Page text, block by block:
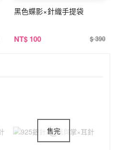
黑色蝶影×針織手提袋
NT$ 100 $ 390